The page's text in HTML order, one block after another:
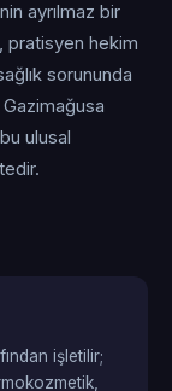
ayrılmaz bir
pratisyen hekim
sorununda
ulusal
işletilir;